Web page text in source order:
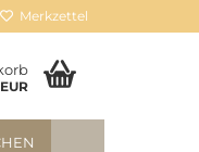
Merkzettel